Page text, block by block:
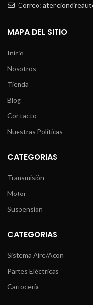
Correo:
MAPA DEL SITIO
Inicio
Nosotros
Tienda
Blog
Contacto
Nuestras Políticas
CATEGORIAS
Transmisión
Motor
Suspensión
CATEGORIAS
Sistema Aire/Acon
Partes Eléctricas
Carrocería